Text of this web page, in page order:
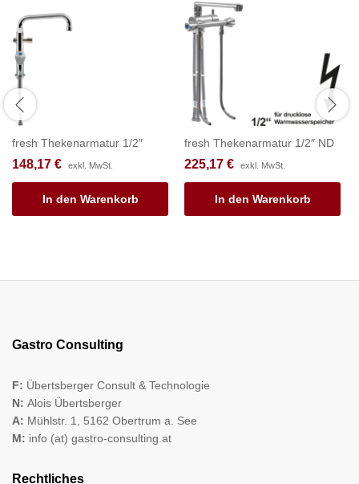
fresh Thekenarmatur 1/2″
148,17 € exkl. MwSt.
In den Warenkorb
fresh Thekenarmatur 1/2″ ND
225,17 € exkl. MwSt.
In den Warenkorb
Gastro Consulting
F: Übertsberger Consult & Technologie
N: Alois Übertsberger
A: Mühlstr. 1, 5162 Obertrum a. See
M: info (at) gastro-consulting.at
Rechtliches